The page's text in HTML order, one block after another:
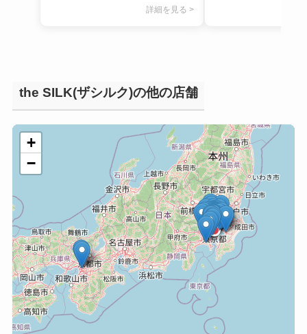
詳細を見る >
the SILK(ザシルク)の他の店舗
+
−